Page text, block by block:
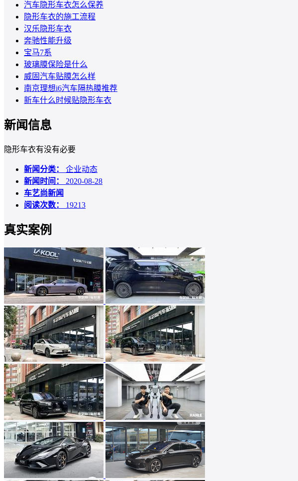
汽车隐形车衣怎么保养
隐形车衣的施工流程
汉乐隐形车衣
奔驰性能升级
宝马7系
玻璃膜保险是什么
威固汽车贴膜怎么样
南京理想i6汽车隔热膜推荐
新车什么时候贴隐形车衣
新闻信息
隐形车衣有没有必要
新闻分类： 企业动态
新闻时间： 2020-08-28
车艺尚新闻
阅读次数： 19213
真实案例